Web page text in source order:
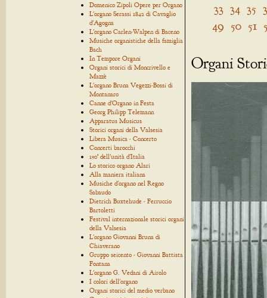
Domenico Zipoli Opere per Organo
L'organo Serassi 1842 di Cavaglio
d'Agogna
L'organo Carlen-Walpen di Baceno
Musiche organistiche della famiglia
Bach
In Tempore Organi
Organi storici di Moncrivello e
Mazzè
L'organo Bruna Vegezzi-Bossi di
Montanaro
Canne d'Organo in Festa
Georg Philipp Telemann
Apparatus Musicus
Storici organi della Valsesia
Libera Musica - Concerto
Concerti barocchi
150° dell'unità d'Italia
Lo storico organo Alari
Alla maniera italiana
Musiche d'organo nel Regno
Sabaudo
Dietrich Buxtehude - Ferruccio
Bartoletti
Festival internazionale storici organi
della Valsesia
L'organo Giovanni Bruna di
Chiaverano
Gruppo seicento - Giovanni Battista
Fontana
L'organo G. Vedani di Airolo
I colori dell'organo
Organi storici del medio verbano
33 34 35
49 50 51
Organi